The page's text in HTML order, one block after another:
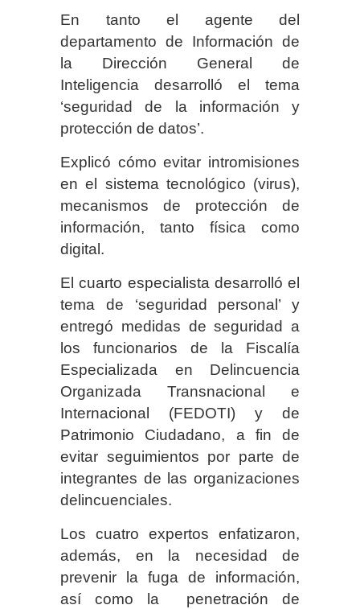
En tanto el agente del
departamento de Información de
la Dirección General de
Inteligencia desarrolló el tema
‘seguridad de la información y
protección de datos’.
Explicó cómo evitar intromisiones
en el sistema tecnológico (virus),
mecanismos de protección de
información, tanto física como
digital.
El cuarto especialista desarrolló el
tema de ‘seguridad personal’ y
entregó medidas de seguridad a
los funcionarios de la Fiscalía
Especializada en Delincuencia
Organizada Transnacional e
Internacional (FEDOTI) y de
Patrimonio Ciudadano, a fin de
evitar seguimientos por parte de
integrantes de las organizaciones
delincuenciales.
Los cuatro expertos enfatizaron,
además, en la necesidad de
prevenir la fuga de información,
así como la penetración de